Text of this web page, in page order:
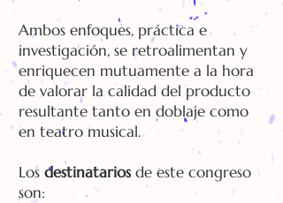
Ambos enfoques, práctica e
investigación, se retroalimentan y
enriquecen mutuamente a la hora
de valorar la calidad del producto
resultante tanto en doblaje como
en teatro musical.
Los destinatarios de este congreso
son: